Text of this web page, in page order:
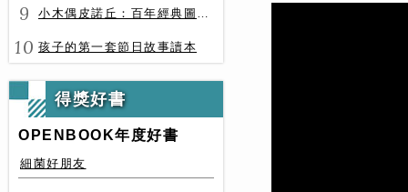
9 小木偶皮諾丘：百年經典圖文全譯版
10 孩子的第一套節日故事讀本
得獎好書
OPENBOOK年度好書
細菌好朋友